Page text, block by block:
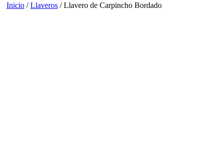
Inicio /Llaveros / Llavero de Carpincho Bordado